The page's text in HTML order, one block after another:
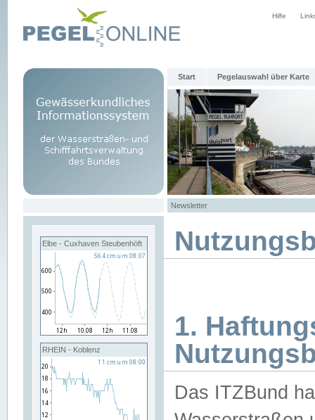
Hilfe
Start Pegelauswahl über Karte
Newsletter
Elbe - Cuxhaven Steubenhöft
RHEIN - Koblenz
1.
Das ITZBund